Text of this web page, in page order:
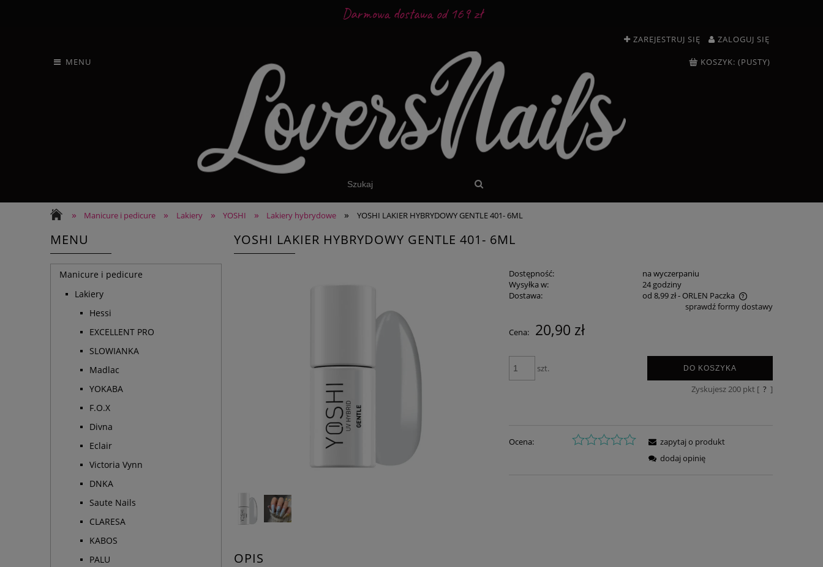
Darmowa dostawa od 169 zł
ZAREJESTRUJ SIĘ ZALOGUJ SIĘ
MENU KOSZYK: (PUSTY)
» Manicure i pedicure » Lakiery » YOSHI » Lakiery hybrydowe » YOSHI LAKIER HYBRYDOWY GENTLE 401- 6ML
MENU
Manicure i pedicure
Lakiery
Hessi
EXCELLENT PRO
SLOWIANKA
Madlac
YOKABA
F.O.X
Divna
Eclair
Victoria Vynn
DNKA
Saute Nails
CLARESA
KABOS
PALU
YOSHI LAKIER HYBRYDOWY GENTLE 401- 6ML
Dostępność:
na wyczerpaniu
Wysyłka w:
24 godziny
Dostawa:
od 8,99 zł- ORLEN Paczka
Cena nie zawiera ewentualnych kosztów
płatności
sprawdź formy dostawy
Cena: 20,90 zł
szt. DO KOSZYKA
Zyskujesz 200pkt [ ? ]
Ocena:
zapytaj o produkt
dodaj opinię
OPIS